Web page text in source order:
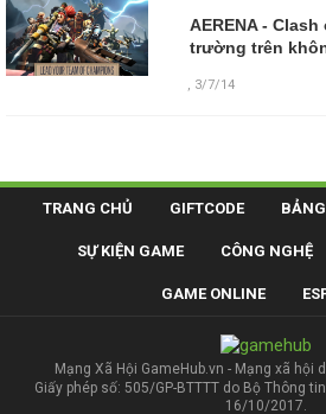
AERENA -
trường trên
, 3/7/14
TRANG CHỦ GIFTCODE
SỰ KIỆN GAME CÔNG NGHỆ
GAME ONLINE
Mạng Xã Hội GameHub.vn - Mạng xã hội
Giấy phép số: 505/GP-BTTTT do Bộ Thông
16/10/2017.